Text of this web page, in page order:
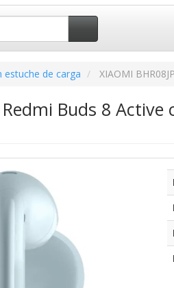
de carga XIAOMI
Buds 8